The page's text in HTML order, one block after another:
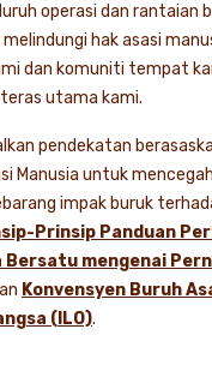
operasi dan rantaian
hak asasi
dan komuniti tempat
utama kami.
pendekatan
Manusia untuk
impak buruk
Prinsip Panduan
Bersatu mengenai
Konvensyen Buruh
(ILO).